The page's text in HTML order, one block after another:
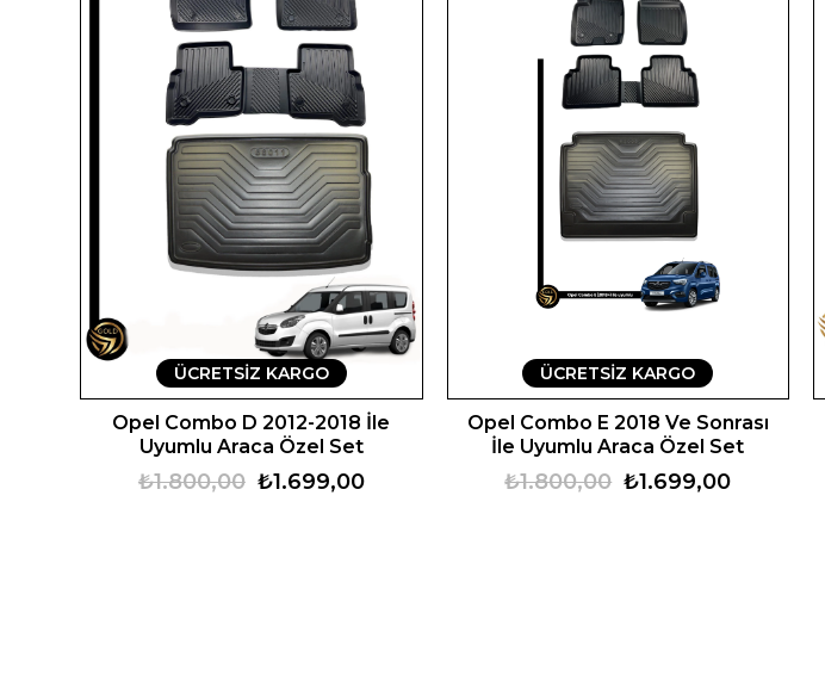
Opel Combo D 2012-2018 İle
Uyumlu Araca Özel Set
₺1.699,00
₺1.800,00
ÜCRETSIZ KARGO
Opel Combo E 2018 Ve Sonrası
İle Uyumlu Araca Özel Set
₺1.699,00
₺1.800,00
ÜCRETSIZ KARGO